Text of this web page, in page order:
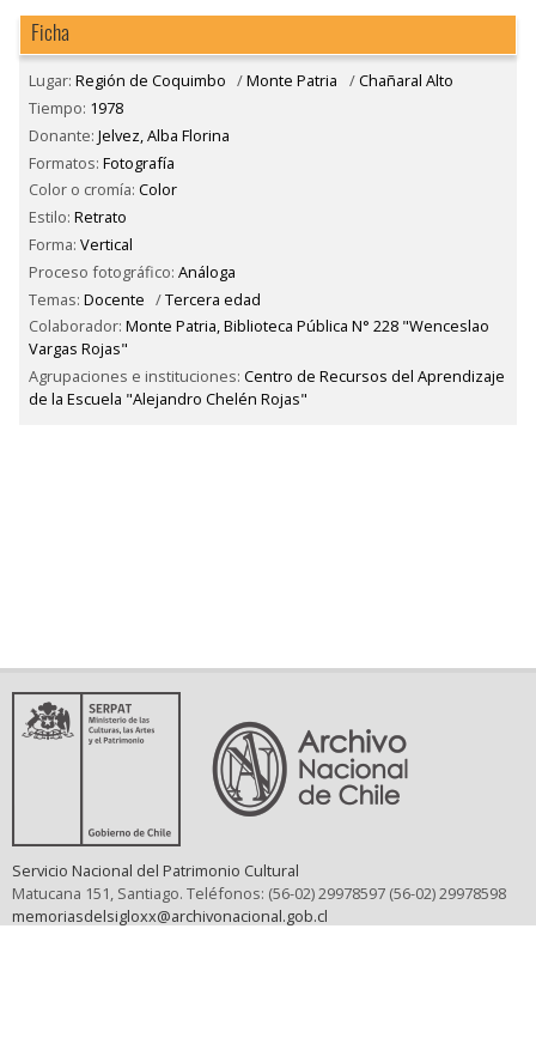
Ficha
Lugar: Región de Coquimbo /Monte Patria /Chañaral Alto
Tiempo: 1978
Donante: Jelvez, Alba Florina
Formatos: Fotografía
Color o cromía: Color
Estilo: Retrato
Forma: Vertical
Proceso fotográfico: Análoga
Temas: Docente /Tercera edad
Colaborador: Monte Patria, Biblioteca Pública N° 228 "Wenceslao
Vargas Rojas"
Agrupaciones e instituciones: Centro de Recursos del Aprendizaje
de la Escuela "Alejandro Chelén Rojas"
Servicio Nacional del Patrimonio Cultural
Matucana 151, Santiago. Teléfonos: (56-02) 29978597 (56-02) 29978598
memoriasdelsigloxx@archivonacional.gob.cl